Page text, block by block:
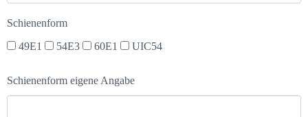
Schienenform
49E1
54E3 60E1 UIC54
Schienenform eigene Angabe